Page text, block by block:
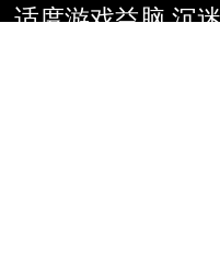
适度游戏益脑 沉